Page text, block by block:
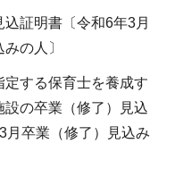
証明書〔令和6年3月
の人〕
定する保育士を養成す
設の卒業（修了）見込
月卒業（修了）見込み